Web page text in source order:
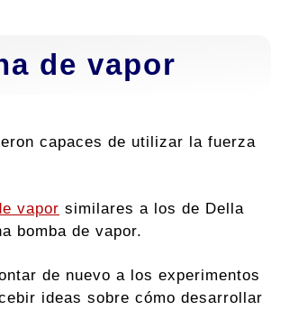
de vapor
capaces de utilizar la fuerza
vapor similares a los de Della
bomba de vapor.
de nuevo a los experimentos
ideas sobre cómo desarrollar